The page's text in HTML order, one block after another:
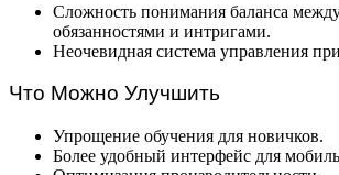
Сложность понимания баланса
обязанностями и интригами.
Неочевидная система управления
Что Можно Улучшить
Упрощение обучения для новичков.
Более удобный интерфейс для